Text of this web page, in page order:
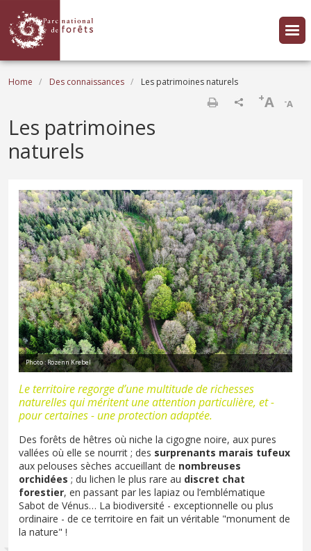
Breadcrumb
Home Des connaissances Les patrimoines naturels
-A
+A
Les patrimoines
naturels
Photo : Rozenn Krebel
Le territoire regorge d’une multitude de richesses
naturelles qui méritent une attention particulière, et -
pour certaines - une protection adaptée.
Des forêts de hêtres où niche la cigogne noire, aux pures
vallées où elle se nourrit ; des surprenants marais tufeux
aux pelouses sèches accueillant de nombreuses
orchidées ; du lichen le plus rare au discret chat
forestier, en passant par les lapiaz ou l’emblématique
Sabot de Vénus… La biodiversité - exceptionnelle ou plus
ordinaire - de ce territoire en fait un véritable "monument de
la nature" !